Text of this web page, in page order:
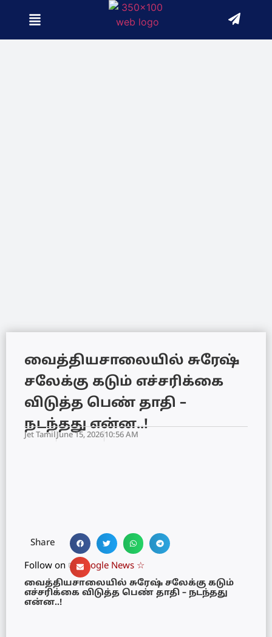
வைத்தியசாலையில் சுரேஷ்
சலேக்கு கடும் எச்சரிக்கை
விடுத்த பெண் தாதி –
நடந்தது என்ன..!
Jet Tamil June 15, 202610:56 AM
Share
Follow on ☞Google News ☆
வைத்தியசாலையில் சுரேஷ் சலேக்கு கடும்
எச்சரிக்கை விடுத்த பெண் தாதி – நடந்தது
என்ன..!